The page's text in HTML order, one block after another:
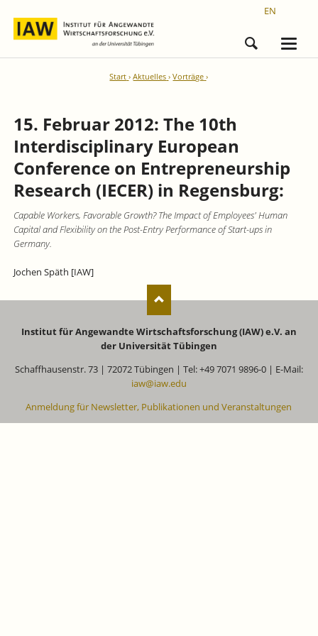
EN
Start Aktuelles Vorträge
15. Februar 2012: The 10th
Interdisciplinary European
Conference on Entrepreneurship
Research (IECER) in Regensburg:
Capable Workers, Favorable Growth? The Impact of Employees' Human
Capital and Flexibility on the Post-Entry Performance of Start-ups in
Germany.
Jochen Späth [IAW]
Institut für Angewandte Wirtschaftsforschung (IAW) e.V. an
der Universität Tübingen
Schaffhausenstr. 73 | 72072 Tübingen | Tel: +49 7071 9896-0 | E-Mail:
iaw@iaw.edu
Anmeldung für Newsletter, Publikationen und Veranstaltungen